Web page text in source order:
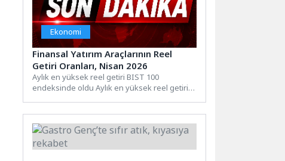
Ekonomi
Finansal Yatırım Araçlarının Reel
Getiri Oranları, Nisan 2026
Aylık en yüksek reel getiri BIST 100
endeksinde oldu Aylık en yüksek reel getiri,